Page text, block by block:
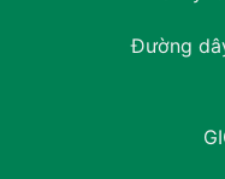
Đường